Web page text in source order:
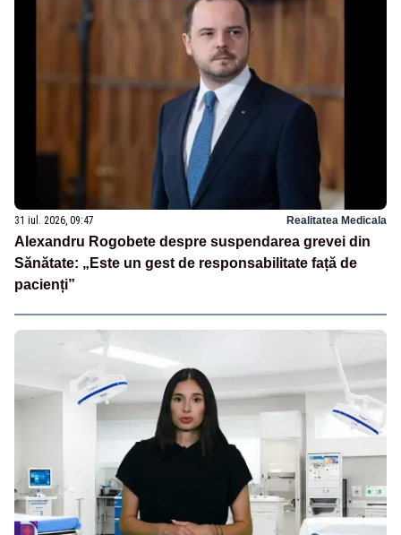
31 iul. 2026, 09:47 Realitatea Medicala
Alexandru Rogobete despre suspendarea grevei din
Sănătate: „Este un gest de responsabilitate față de
pacienți”